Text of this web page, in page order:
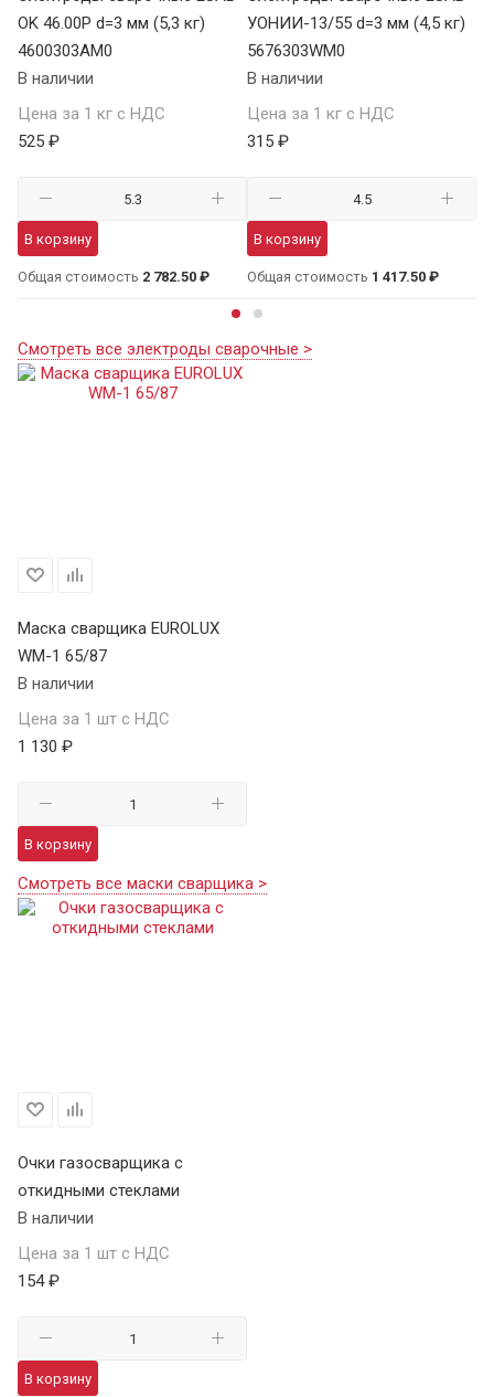
OK 46.00Р d=3 мм (5,3 кг)
4600303AM0
В наличии
Цена за 1 кг с НДС
525 ₽
В корзину
Общая стоимость 2 782.50 ₽
УОНИИ-13/55 d=3 мм (4,5 кг)
5676303WM0
В наличии
Цена за 1 кг с НДС
315 ₽
В корзину
Общая стоимость 1 417.50 ₽
Смотреть все электроды сварочные >
Маска сварщика EUROLUX
WM-1 65/87
В наличии
Цена за 1 шт с НДС
1 130 ₽
В корзину
Смотреть все маски сварщика >
Очки газосварщика с
откидными стеклами
В наличии
Цена за 1 шт с НДС
154 ₽
В корзину